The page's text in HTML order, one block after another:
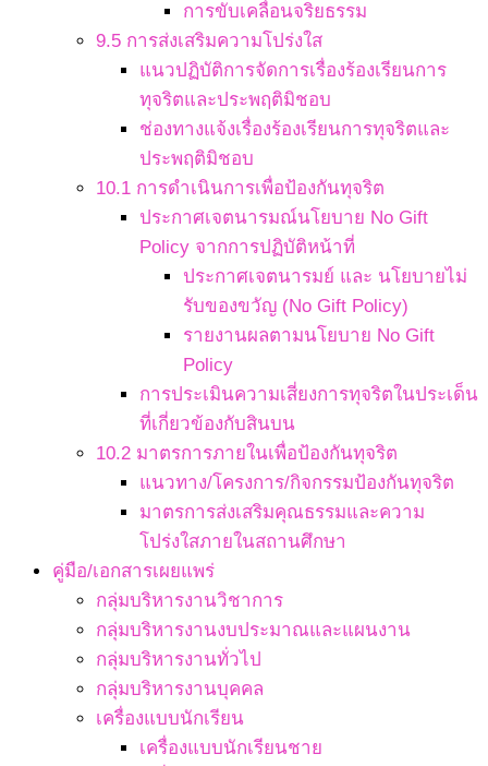
การขับเคลื่อนจริยธรรม
9.5 การส่งเสริมความโปร่งใส
แนวปฏิบัติการจัดการเรื่องร้องเรียนการ
ทุจริตและประพฤติมิชอบ
ช่องทางแจ้งเรื่องร้องเรียนการทุจริตและ
ประพฤติมิชอบ
10.1 การดำเนินการเพื่อป้องกันทุจริต
ประกาศเจตนารมณ์นโยบาย No Gift
Policy จากการปฏิบัติหน้าที่
ประกาศเจตนารมย์ และ นโยบายไม่
รับของขวัญ (No Gift Policy)
รายงานผลตามนโยบาย No Gift
Policy
การประเมินความเสี่ยงการทุจริตในประเด็น
ที่เกี่ยวข้องกับสินบน
10.2 มาตรการภายในเพื่อป้องกันทุจริต
แนวทาง/โครงการ/กิจกรรมป้องกันทุจริต
มาตรการส่งเสริมคุณธรรมและความ
โปร่งใสภายในสถานศึกษา
คู่มือ/เอกสารเผยแพร่
กลุ่มบริหารงานวิชาการ
กลุ่มบริหารงานงบประมาณและแผนงาน
กลุ่มบริหารงานทั่วไป
กลุ่มบริหารงานบุคคล
เครื่องแบบนักเรียน
เครื่องแบบนักเรียนชาย